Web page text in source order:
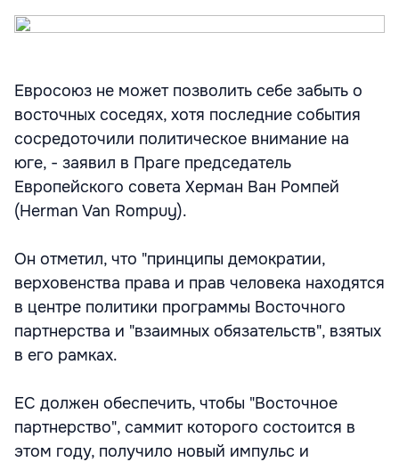
Евросоюз не может позволить себе забыть о
восточных соседях, хотя последние события
сосредоточили политическое внимание на
юге, - заявил в Праге председатель
Европейского совета Херман Ван Ромпей
(Herman Van Rompuy).
Он отметил, что "принципы демократии,
верховенства права и прав человека находятся
в центре политики программы Восточного
партнерства и "взаимных обязательств", взятых
в его рамках.
ЕС должен обеспечить, чтобы "Восточное
партнерство", саммит которого состоится в
этом году, получило новый импульс и